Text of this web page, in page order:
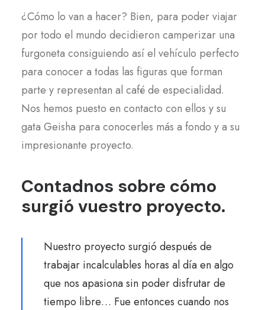
¿Cómo lo van a hacer? Bien, para poder viajar
por todo el mundo decidieron camperizar una
furgoneta consiguiendo así el vehículo perfecto
para conocer a todas las figuras que forman
parte y representan al café de especialidad.
Nos hemos puesto en contacto con ellos y su
gata Geisha para conocerles más a fondo y a su
impresionante proyecto.
Contadnos sobre cómo
surgió vuestro proyecto.
Nuestro proyecto surgió después de
trabajar incalculables horas al día en algo
que nos apasiona sin poder disfrutar de
tiempo libre… Fue entonces cuando nos